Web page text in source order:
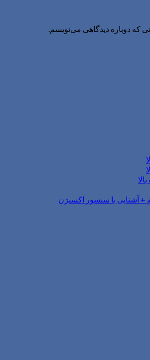
که دوباره دیدگاهی می‌نویسم.
آشنایی با سنسور اکسیژن